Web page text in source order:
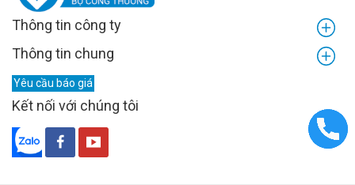
Thông tin công ty
Thông tin chung
Yêu cầu báo giá
Kết nối với chúng tôi